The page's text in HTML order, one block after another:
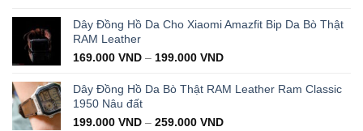
was:
is:
199.000 VND.
Dây Đồng Hồ Da Cho Xiaomi Amazfit Bip Da Bò Thật
RAM Leather
169.000 VND – 199.000 VND
Dây Đồng Hồ Da Bò Thật RAM Leather Ram Classic
1950 Nâu đất
199.000 VND – 259.000 VND